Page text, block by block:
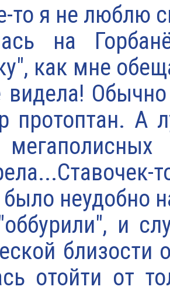
то я не люблю
на
как мне
протоптан. А
было неудобно
и
отойти от